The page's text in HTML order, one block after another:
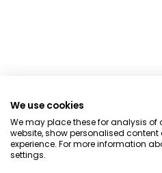
We use cookies
We may place these for analysis of
website, show personalised
experience. For more information
settings.